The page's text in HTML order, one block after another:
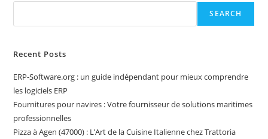
SEARCH
Recent Posts
ERP-Software.org : un guide indépendant pour mieux comprendre
les logiciels ERP
Fournitures pour navires : Votre fournisseur de solutions maritimes
professionnelles
Pizza à Agen (47000) : L’Art de la Cuisine Italienne chez Trattoria